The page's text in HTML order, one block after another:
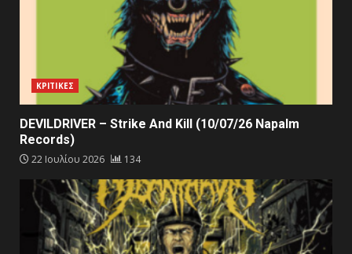
ΚΡΙΤΙΚΕΣ
DEVILDRIVER – Strike And Kill (10/07/26 Napalm
Records)
22 Ιουλίου 2026 134